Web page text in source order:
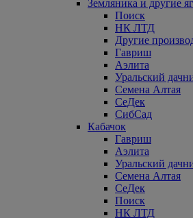
Земляника и другие
Поиск
НК ЛТД
Другие
Гавриш
Аэлита
Уральский
Семена Алтая
СеДек
СибСад
Кабачок
Гавриш
Аэлита
Уральский
Семена Алтая
СеДек
Поиск
НК ЛТД